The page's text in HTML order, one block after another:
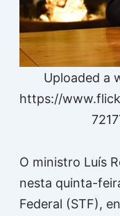
Uploaded a
https://
O ministro Luís
nesta quinta-
Federal (STF),